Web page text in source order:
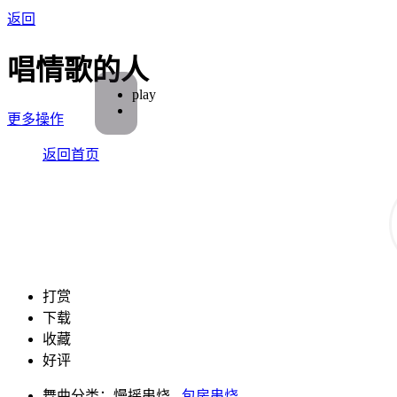
返回
唱情歌的人
更多操作
返回首页
打赏
下载
收藏
好评
play